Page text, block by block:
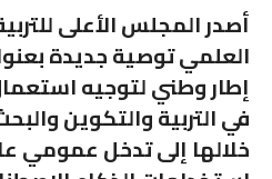
أصدر المجلس الأعلى
العلمي توصية جديدة
إطار وطني لتوجيه
في التربية والتكوين
خلالها إلى تدخل عمومي